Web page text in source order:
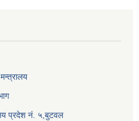
प्रदेश नं. ५,बुटवल